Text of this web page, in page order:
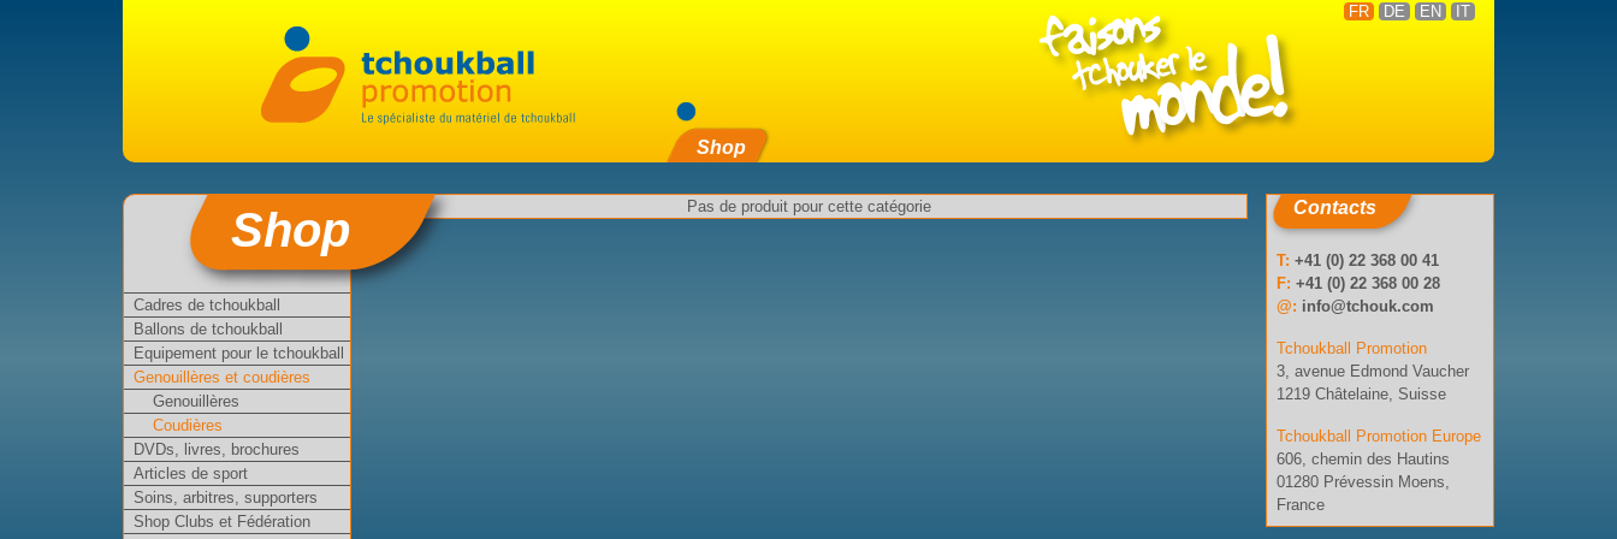
Shop
FR DE EN IT
Shop
Cadres de tchoukball
Ballons de tchoukball
Equipement pour le tchoukball
Genouillères et coudières
Genouillères
Coudières
DVDs, livres, brochures
Articles de sport
Soins, arbitres, supporters
Shop Clubs et Fédération
Pas de produit pour cette catégorie Contacts
T: +41 (0) 22 368 00 41
F: +41 (0) 22 368 00 28
@: info@tchouk.com
Tchoukball Promotion
3, avenue Edmond Vaucher
1219 Châtelaine, Suisse
Tchoukball Promotion Europe
606, chemin des Hautins
01280 Prévessin Moens,
France